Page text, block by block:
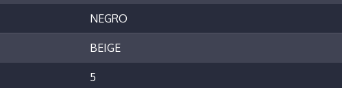
NEGRO
BEIGE
5